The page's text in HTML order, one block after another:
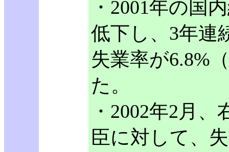
・2001年の国
低下し、3年連
失業率が6.8%
た。
・2002年2月
臣に対して、